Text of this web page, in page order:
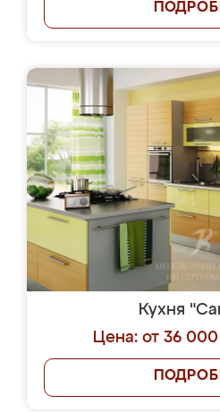
Кухня
Цена: от 36